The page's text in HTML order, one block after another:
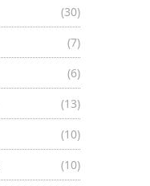
(30)
(7)
(6)
(13)
(10)
(10)